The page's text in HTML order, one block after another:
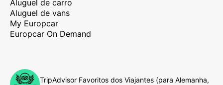
Aluguel de carro
Aluguel de vans
My Europcar
Europcar On Demand
TripAdvisor Favoritos dos Viajantes (para Alemanha,